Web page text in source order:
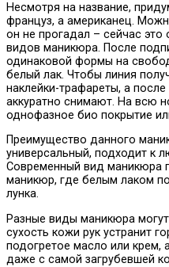
Несмотря на название,
француз, а американец.
он не прогадал – сейчас
видов маникюра. После
одинаковой формы на
белый лак. Чтобы линия
наклейки-трафареты, а
аккуратно снимают. На всю
однофазное био покрытие
Преимущество данного
универсальный, подходит к
Современный вид маникюра
маникюр, где белым лаком
лунка.
Разные виды маникюра
сухость кожи рук устранит
подогретое масло или крем,
даже с самой загрубевшей